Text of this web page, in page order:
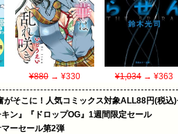
¥880→ ¥330 ¥1,034→ ¥363
そこに！人気コミックス対象ALL88円(税込
ン』『ドロップOG』1週間限定セール
ーセール第2弾